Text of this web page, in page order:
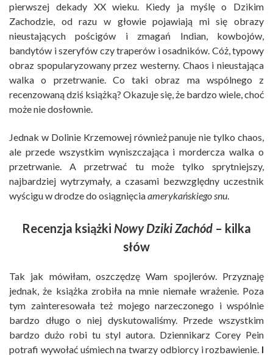
pierwszej dekady XX wieku. Kiedy ja myślę o Dzikim
Zachodzie, od razu w głowie pojawiają mi się obrazy
nieustających pościgów i zmagań Indian, kowbojów,
bandytów i szeryfów czy traperów i osadników. Cóż, typowy
obraz spopularyzowany przez westerny. Chaos i nieustająca
walka o przetrwanie. Co taki obraz ma wspólnego z
recenzowaną dziś książką? Okazuje się, że bardzo wiele, choć
może nie dosłownie.
Jednak w Dolinie Krzemowej również panuje nie tylko chaos,
ale przede wszystkim wyniszczająca i mordercza walka o
przetrwanie. A przetrwać tu może tylko sprytniejszy,
najbardziej wytrzymały, a czasami bezwzględny uczestnik
wyścigu w drodze do osiągnięciaamerykańskiego snu.
Recenzja książki Nowy Dziki Zachód – kilka
słów
Tak jak mówiłam, oszczędzę Wam spojlerów. Przyznaję
jednak, że książka zrobiła na mnie niemałe wrażenie. Poza
tym zainteresowała też mojego narzeczonego i wspólnie
bardzo długo o niej dyskutowaliśmy. Przede wszystkim
bardzo dużo robi tu styl autora. Dziennikarz Corey Pein
potrafi wywołać uśmiech na twarzy odbiorcy i rozbawienie. I